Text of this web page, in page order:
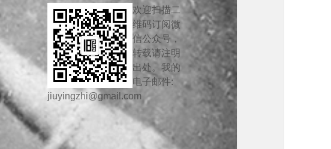
欢迎扫描二
维码订阅微
信公众号，
转载请注明
出处。我的
电子邮件:
jiuyingzhi@gmail.com